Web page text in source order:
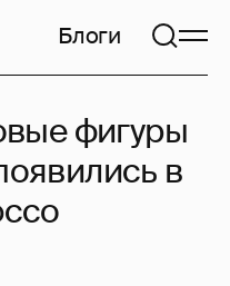
Блоги
фигуры
в